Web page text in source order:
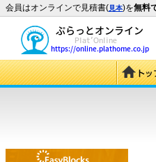
会員はオンラインで見積書(見本)を無料